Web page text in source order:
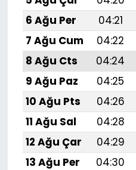
6 Ağu Per
04:21
7 Ağu Cum
04:22
8 Ağu Cts
04:24
9 Ağu Paz
04:25
10 Ağu Pts
04:26
11 Ağu Sal
04:28
12 Ağu Çar
04:29
13 Ağu Per
04:30